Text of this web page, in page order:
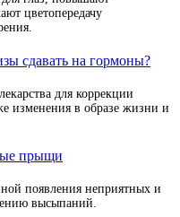
цветопередачу
сдавать на гормоны?
для коррекции
изменения в образе жизни и
прыщи
появления неприятных и
высыпаний.